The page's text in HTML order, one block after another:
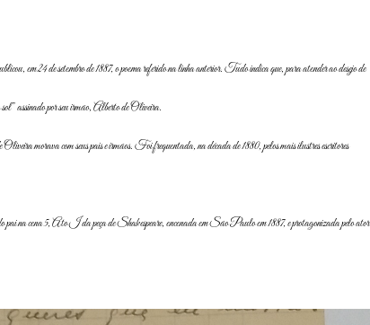
24 de setembro de 1887, o poema referido na linha anterior. Tudo indica que, para atender ao desejo de
assinado por seu irmão, Alberto de Oliveira.
morava com seus pais e irmãos. Foi frequentada, na década de 1880, pelos mais ilustres escritores
na cena 5, Ato I da peça de Shakespeare, encenada em São Paulo em 1887, e protagonizada pelo ator